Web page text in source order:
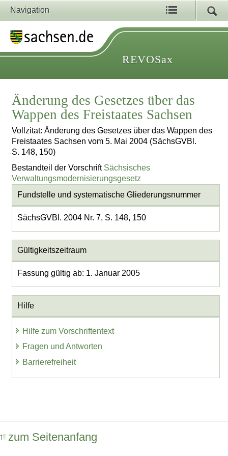
Navigation
REVOSax
Änderung des Gesetzes über das
Wappen des Freistaates Sachsen
Vollzitat: Änderung des Gesetzes über das Wappen des
Freistaates Sachsen vom 5. Mai 2004 (SächsGVBl.
S. 148, 150)
Bestandteil der Vorschrift Sächsisches
Verwaltungsmodernisierungsgesetz
Fundstelle und systematische Gliederungsnummer
SächsGVBl. 2004 Nr. 7, S. 148, 150
Gültigkeitszeitraum
Fassung gültig ab: 1. Januar 2005
Hilfe
Hilfe zum Vorschriftentext
Fragen und Antworten
Barrierefreiheit
zum Seitenanfang